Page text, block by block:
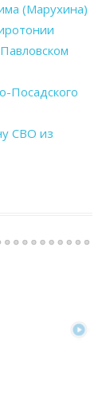
(Марухина)
Посадского
СВО из